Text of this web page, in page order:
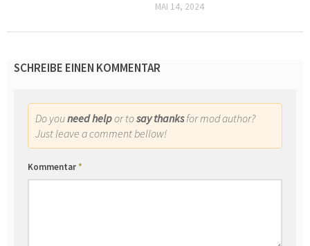
MAI 14, 2024
SCHREIBE EINEN KOMMENTAR
Do youneed helpor tosay thanksfor mod author?
Just leave a comment bellow!
Kommentar*